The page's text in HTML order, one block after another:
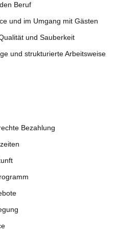
Beruf
und im Umgang mit Gästen
und Sauberkeit
und strukturierte Arbeitsweise
Bezahlung